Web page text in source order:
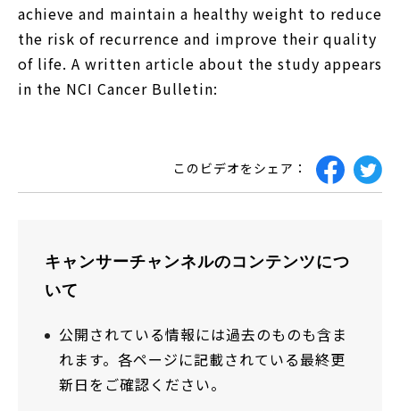
achieve and maintain a healthy weight to reduce
the risk of recurrence and improve their quality
of life. A written article about the study appears
in the NCI Cancer Bulletin:
このビデオをシェア：
キャンサーチャンネルのコンテンツにつ
いて
公開されている情報には過去のものも含ま
れます。各ページに記載されている最終更
新日をご確認ください。